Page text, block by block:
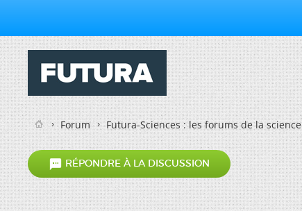
Forum Futura-Sciences : les forums de la science
 RÉPONDRE À LA DISCUSSION